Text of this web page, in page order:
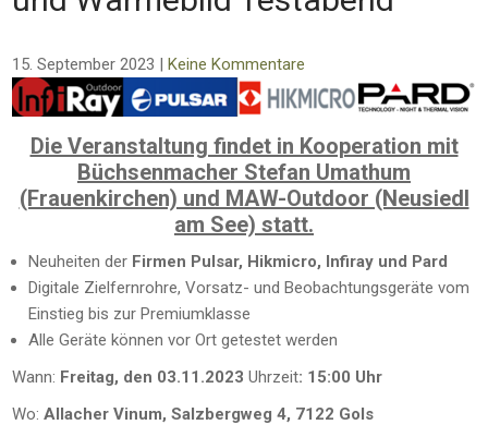
15. September 2023 |Keine Kommentare
Die Veranstaltung findet in Kooperation mit
Büchsenmacher Stefan Umathum
(Frauenkirchen) und MAW-Outdoor (Neusiedl
am See) statt.
Neuheiten der Firmen Pulsar, Hikmicro, Infiray und Pard
Digitale Zielfernrohre, Vorsatz- und Beobachtungsgeräte vom
Einstieg bis zur Premiumklasse
Alle Geräte können vor Ort getestet werden
Wann: Freitag, den 03.11.2023Uhrzeit: 15:00 Uhr
Wo:Allacher Vinum, Salzbergweg 4, 7122 Gols